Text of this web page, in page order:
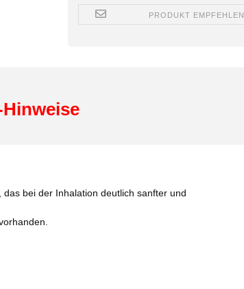
PRODUKT EMPFEHLEN
bei der Inhalation deutlich sanfter und